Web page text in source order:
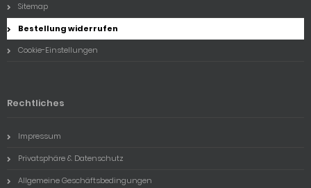
Sitemap
Bestellung widerrufen
Cookie-Einstellungen
Rechtliches
Impressum
Privatsphäre & Datenschutz
Allgemeine Geschäftsbedingungen